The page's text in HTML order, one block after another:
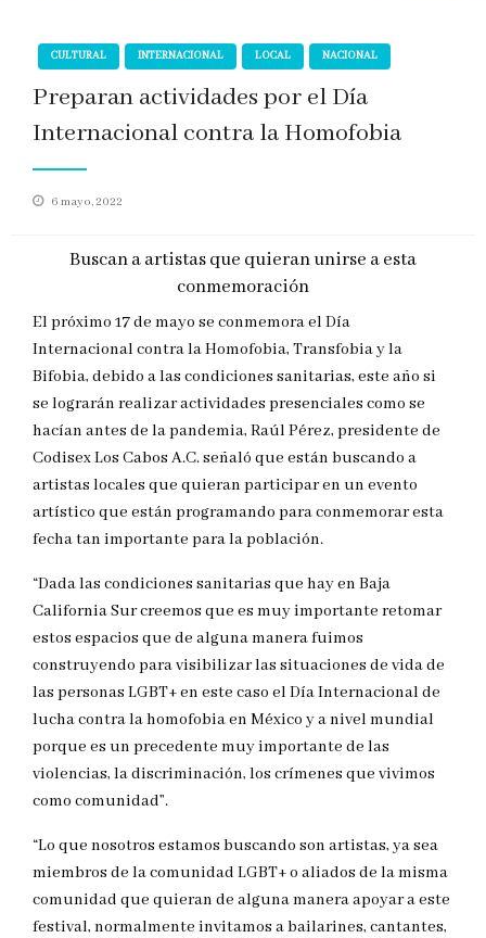
CULTURAL INTERNACIONAL LOCAL NACIONAL
Preparan actividades por el Día
Internacional contra la Homofobia
Publicado
6 mayo, 2022
Buscan a artistas que quieran unirse a esta
conmemoración
El próximo 17 de mayo se conmemora el Día
Internacional contra la Homofobia, Transfobia y la
Bifobia, debido a las condiciones sanitarias, este año si
se lograrán realizar actividades presenciales como se
hacían antes de la pandemia, Raúl Pérez, presidente de
Codisex Los Cabos A.C. señaló que están buscando a
artistas locales que quieran participar en un evento
artístico que están programando para conmemorar esta
fecha tan importante para la población.
“Dada las condiciones sanitarias que hay en Baja
California Sur creemos que es muy importante retomar
estos espacios que de alguna manera fuimos
construyendo para visibilizar las situaciones de vida de
las personas LGBT+ en este caso el Día Internacional de
lucha contra la homofobia en México y a nivel mundial
porque es un precedente muy importante de las
violencias, la discriminación, los crímenes que vivimos
como comunidad”.
“Lo que nosotros estamos buscando son artistas, ya sea
miembros de la comunidad LGBT+ o aliados de la misma
comunidad que quieran de alguna manera apoyar a este
festival, normalmente invitamos a bailarines, cantantes,